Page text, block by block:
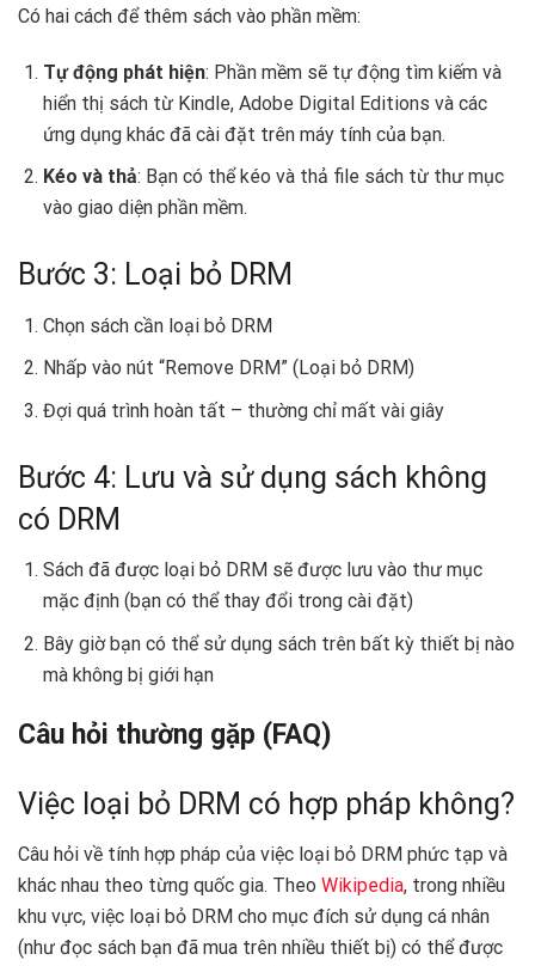
Có hai cách để thêm sách vào phần mềm:
Tự động phát hiện: Phần mềm sẽ tự động tìm kiếm và
hiển thị sách từ Kindle, Adobe Digital Editions và các
ứng dụng khác đã cài đặt trên máy tính của bạn.
Kéo và thả: Bạn có thể kéo và thả file sách từ thư mục
vào giao diện phần mềm.
Bước 3: Loại bỏ DRM
Chọn sách cần loại bỏ DRM
Nhấp vào nút “Remove DRM” (Loại bỏ DRM)
Đợi quá trình hoàn tất – thường chỉ mất vài giây
Bước 4: Lưu và sử dụng sách không
có DRM
Sách đã được loại bỏ DRM sẽ được lưu vào thư mục
mặc định (bạn có thể thay đổi trong cài đặt)
Bây giờ bạn có thể sử dụng sách trên bất kỳ thiết bị nào
mà không bị giới hạn
Câu hỏi thường gặp (FAQ)
Việc loại bỏ DRM có hợp pháp không?
Câu hỏi về tính hợp pháp của việc loại bỏ DRM phức tạp và
khác nhau theo từng quốc gia. Theo Wikipedia, trong nhiều
khu vực, việc loại bỏ DRM cho mục đích sử dụng cá nhân
(như đọc sách bạn đã mua trên nhiều thiết bị) có thể được